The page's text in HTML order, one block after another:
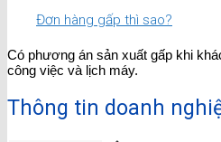
Đơn hàng gấp thì sao?
Có phương án sản xuất gấp khi
công việc và lịch máy.
Thông tin doanh